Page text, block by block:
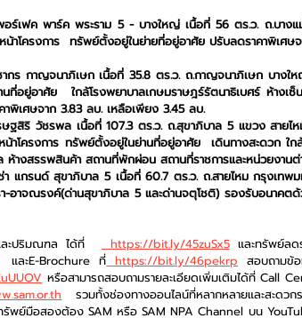
ร์เฟค พาร์ค พระราม 5 - บางใหญ่ เนื้อที่ 56 ตร.ว. ถ.บางแ
โครงการ  ทรัพย์ตั้งอยู่ในย่ายที่อยู่อาศัย ปรับลดราคาพิเศษ
ร กาญจนาภิเษก เนื้อที่ 35.8 ตร.ว. ถ.กาญจนาภิเษก บางใ
อยู่อาศัย  ใกล้โรงพยาบาลเกษมราษฎร์รัตนาธิเบศร์ ห้างเ
พิเศษจาก 3.83 ลบ. เหลือเพียง 3.45 ลบ.
ฐสิริ วัชรพล เนื้อที่ 107.3 ตร.ว. ถ.สุขาภิบาล 5 แขวง สาย
โครงการ ทรัพย์ตั้งอยู่ในย่านที่อยู่อาศัย  เดินทางสะดวก ใ
างสรรพสินค้า สถานที่พักผ่อน สถานที่ราชการและหน่วยงานต่
แกรนด์ สุขาภิบาล 5 เนื้อที่ 60.7 ตร.ว. ถ.สายไหม กรุงเทพ
อาจณรงค์(ด่านสุขาภิบาล 5 และด่านจตุโชติ) รองรับอนาคตด้
และปริมณฑล ได้ที่
https://bit.ly/45zuSx5 และทรัพย์ลด
และE-Brochure ที่
https://bit.ly/46pekrp สอบถามข้
หรือสามารถสอบถามรายละเอียดเพิ่มเติมได้ที่ Call
รวมทั้งช่องทางออนไลน์ที่หลากหลายและสะ
พย์มือสองต้อง SAM หรือ SAM NPA Channel บน